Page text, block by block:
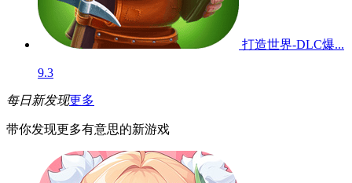
打造世界-DLC爆...
9.3
每日新发现更多
带你发现更多有意思的新游戏